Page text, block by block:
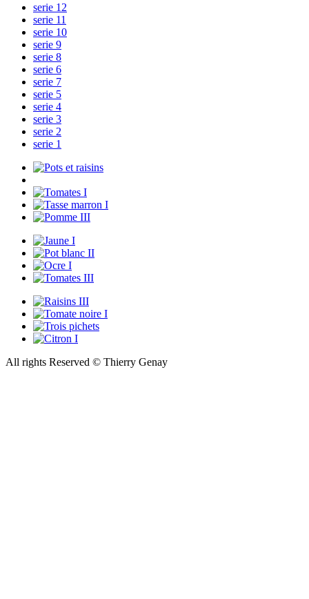
serie 12
serie 11
serie 10
serie 9
serie 8
serie 6
serie 7
serie 5
serie 4
serie 3
serie 2
serie 1
All rights Reserved © Thierry Genay